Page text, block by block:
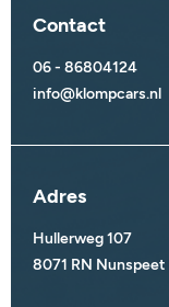
Contact
06 - 86804124
info@klompcars.nl
Adres
Hullerweg 107
8071 RN Nunspeet